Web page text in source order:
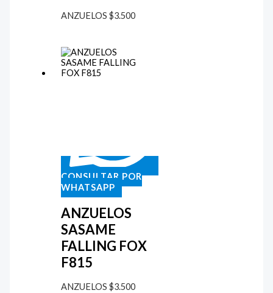
ANZUELOS $3.500
CONSULTAR POR
WHATSAPP
ANZUELOS
SASAME
FALLING FOX
F815
ANZUELOS $3.500